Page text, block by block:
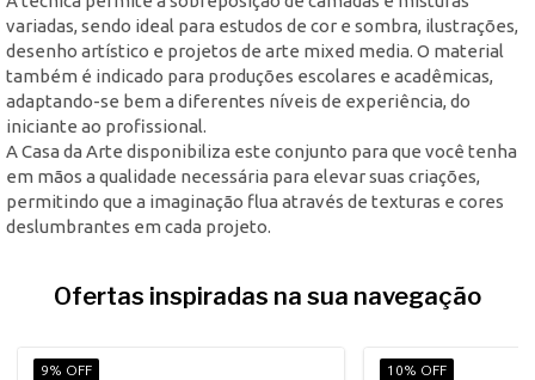
variadas, sendo ideal para estudos de cor e sombra, ilustrações,
desenho artístico e projetos de arte mixed media. O material
também é indicado para produções escolares e acadêmicas,
adaptando-se bem a diferentes níveis de experiência, do
iniciante ao profissional.
A Casa da Arte disponibiliza este conjunto para que você tenha
em mãos a qualidade necessária para elevar suas criações,
permitindo que a imaginação flua através de texturas e cores
deslumbrantes em cada projeto.
Ofertas inspiradas na sua navegação
9% OFF 10% OFF